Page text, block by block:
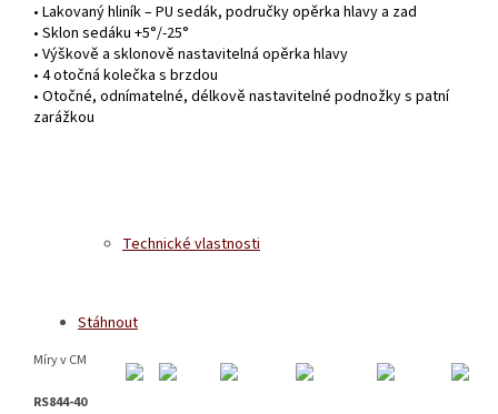
• Lakovaný hliník – PU sedák, područky opěrka hlavy a zad
• Sklon sedáku +5°/-25°
• Výškově a sklonově nastavitelná opěrka hlavy
• 4 otočná kolečka s brzdou
• Otočné, odnímatelné, délkově nastavitelné podnožky s patní
zarážkou
Technické vlastnosti
Stáhnout
Míry v CM
RS844-40